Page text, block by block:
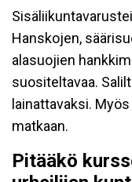
Hanskojen,
alasuojien
suositeltavaa.
lainattavaksi.
matkaan.
Pitääkö